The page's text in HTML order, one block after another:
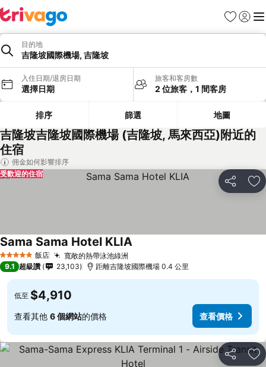
我的最愛
登入 選
目的地
吉隆坡國際機場, 吉隆坡
入住日期/退房日期
選擇日期
旅客和客房數
2 位旅客，1 間客房
排序 篩選 地圖
吉隆坡吉隆坡國際機場 (吉隆坡, 馬來西亞)附近的
住宿
佣金如何影響排序
分享 加
受歡迎的住宿
5 星級 飯店 寬敞的熱帶泳池綠洲
Sama Sama Hotel KLIA
9.1 超級讚 23,103 距離吉隆坡國際機場 0.4 公里
低至 $4,910
查看其他 6 個網站的價格 查看價格
分享 加